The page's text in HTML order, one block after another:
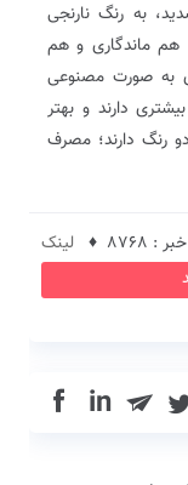
به رنگ نارنجی
هم ماندگاری و هم
به صورت مصنوعی
دارند و بهتر
رنگ دارند؛ مصرف
♦
لینک
in